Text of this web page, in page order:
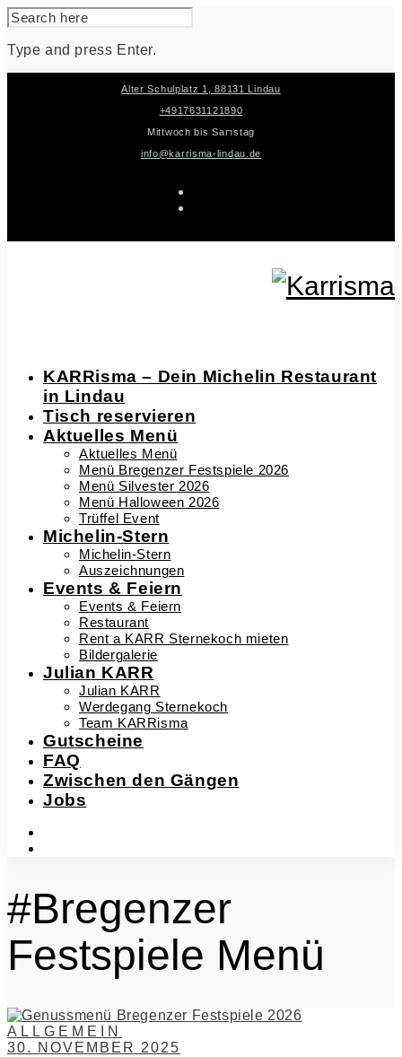
SEARCH
FOR:
Type and press Enter.
Alter Schulplatz 1, 88131 Lindau
+4917631121890
Mittwoch bis Samstag
info@karrisma-lindau.de
KARRisma – Dein Michelin Restaurant
in Lindau
Tisch reservieren
Aktuelles Menü
Aktuelles Menü
Menü Bregenzer Festspiele 2026
Menü Silvester 2026
Menü Halloween 2026
Trüffel Event
Michelin-Stern
Michelin-Stern
Auszeichnungen
Events & Feiern
Events & Feiern
Restaurant
Rent a KARR Sternekoch mieten
Bildergalerie
Julian KARR
Julian KARR
Werdegang Sternekoch
Team KARRisma
Gutscheine
FAQ
Zwischen den Gängen
Jobs
#Bregenzer
Festspiele Menü
ALLGEMEIN
30. NOVEMBER 2025